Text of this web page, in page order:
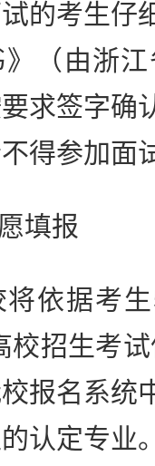
的考生仔
（由浙
求签字确
得参加面
填报
据考生5
校招生考
报名系统
认定专业